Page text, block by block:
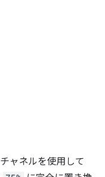
チャネルを使用して